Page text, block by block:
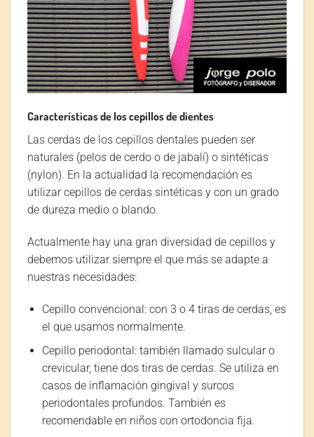
Características de los cepillos de dientes
Las cerdas de los cepillos dentales pueden ser
naturales (pelos de cerdo o de jabalí) o sintéticas
(nylon). En la actualidad la recomendación es
utilizar cepillos de cerdas sintéticas y con un grado
de dureza medio o blando.
Actualmente hay una gran diversidad de cepillos y
debemos utilizar siempre el que más se adapte a
nuestras necesidades:
Cepillo convencional: con 3 o 4 tiras de cerdas, es
el que usamos normalmente.
Cepillo periodontal: también llamado sulcular o
crevicular, tiene dos tiras de cerdas. Se utiliza en
casos de inflamación gingival y surcos
periodontales profundos. También es
recomendable en niños con ortodoncia fija.